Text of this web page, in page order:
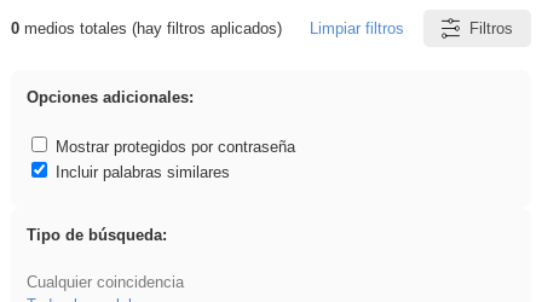
Resultados de: falsa
0medios totales (hay filtros aplicados) Limpiar filtros Filtros
Opciones adicionales:
Mostrar protegidos por contraseña
Incluir palabras similares
Tipo de búsqueda:
Cualquier coincidencia